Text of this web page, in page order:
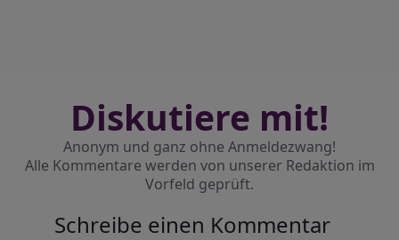
Diskutiere mit!
Anonym und ganz ohne Anmeldezwang!
Alle Kommentare werden von unserer Redaktion im
Vorfeld geprüft.
Schreibe einen Kommentar